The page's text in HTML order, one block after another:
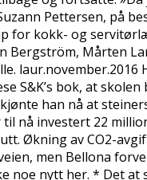
Pettersen, på
for kokk- og
Bergström, Mårten
S&K’s bok, at
han nå at
nå investert 22
Økning av CO2-
men Bellona
noe nytt her. * Det